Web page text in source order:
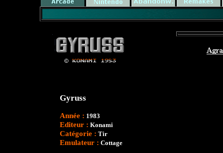
Gyruss
Année : 1983
Editeur : Konami
Catégorie : Tir
Emulateur : Cottage